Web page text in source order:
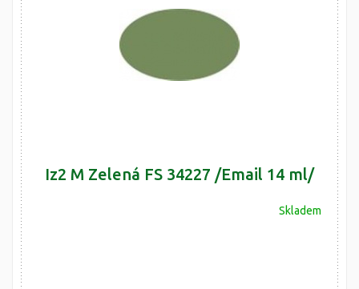
Iz2 M Zelená FS 34227 /Email 14 ml/
Skladem